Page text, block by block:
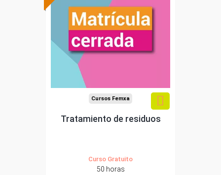
Cursos Femxa
Tratamiento de residuos
Curso Gratuito
50 horas